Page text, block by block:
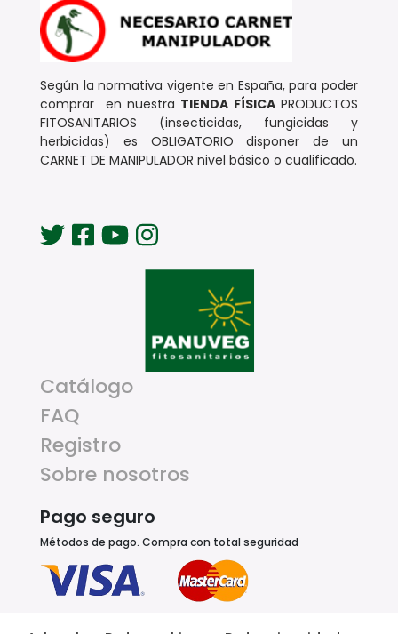
Según la normativa vigente en España, para poder
comprar en nuestra TIENDA FÍSICAPRODUCTOS
FITOSANITARIOS (insecticidas, fungicidas y
herbicidas) es OBLIGATORIO disponer de un
CARNET DE MANIPULADOR nivel básico o cualificado.
Catálogo
FAQ
Registro
Sobre nosotros
Pago seguro
Métodos de pago. Compra con total seguridad